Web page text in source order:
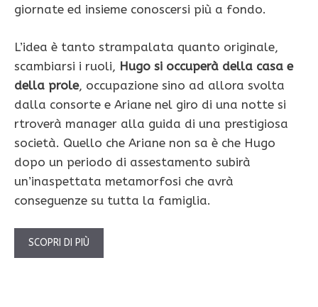
giornate ed insieme conoscersi più a fondo.
L’idea è tanto strampalata quanto originale,
scambiarsi i ruoli, Hugo si occuperà della casa e
della prole, occupazione sino ad allora svolta
dalla consorte e Ariane nel giro di una notte si
rtroverà manager alla guida di una prestigiosa
società. Quello che Ariane non sa è che Hugo
dopo un periodo di assestamento subirà
un’inaspettata metamorfosi che avrà
conseguenze su tutta la famiglia.
SCOPRI DI PIÙ